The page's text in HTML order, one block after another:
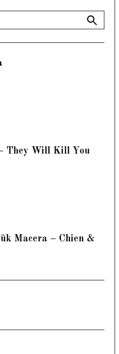
Search
They Will Kill You
Macera – Chien &